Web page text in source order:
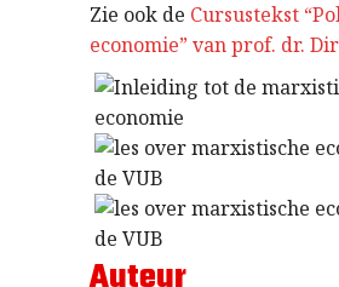
Zie ook de Cursustekst
economie” van prof. dr.